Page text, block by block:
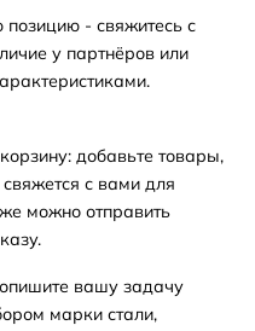
- свяжитесь с
у партнёров или
добавьте товары,
с вами для
можно отправить
вашу задачу
марки стали,